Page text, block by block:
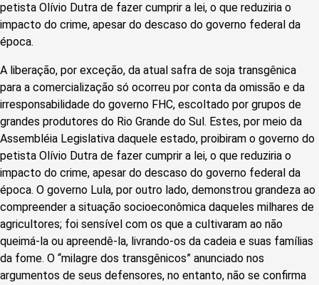
petista Olívio Dutra de fazer cumprir a lei, o que reduziria o
impacto do crime, apesar do descaso do governo federal da
época.
A liberação, por exceção, da atual safra de soja transgênica
para a comercialização só ocorreu por conta da omissão e da
irresponsabilidade do governo FHC, escoltado por grupos de
grandes produtores do Rio Grande do Sul. Estes, por meio da
Assembléia Legislativa daquele estado, proibiram o governo do
petista Olívio Dutra de fazer cumprir a lei, o que reduziria o
impacto do crime, apesar do descaso do governo federal da
época. O governo Lula, por outro lado, demonstrou grandeza ao
compreender a situação socioeconômica daqueles milhares de
agricultores; foi sensível com os que a cultivaram ao não
queimá-la ou apreendê-la, livrando-os da cadeia e suas famílias
da fome. O “milagre dos transgênicos” anunciado nos
argumentos de seus defensores, no entanto, não se confirma